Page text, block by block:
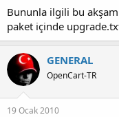
Bununla ilgili bu
paket içinde
GENERAL
OpenCart-TR
19 Ocak 2010